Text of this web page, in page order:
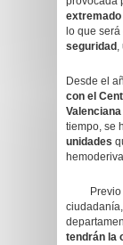
lo que
seguridad ,
Desde el
con el
Valenciana
tiempo, se
unidades
Previo al
ciudadanía,
tendrán la